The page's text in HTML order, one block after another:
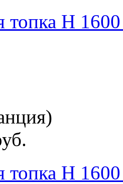
топка H
топка H